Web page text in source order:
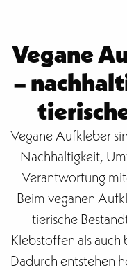
Vegane
–
Vegane Aufkleber
Nachhaltigkeit,
Verantwortung
Beim veganen
tierische
Klebstoffen als auch
Dadurch entstehen